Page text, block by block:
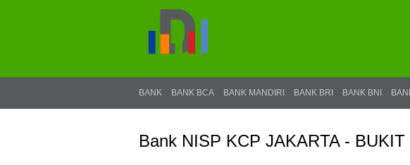
BANK BANK BCA BANK MANDIRI BANK BRI BANK BNI
Bank NISP KCP JAKARTA -